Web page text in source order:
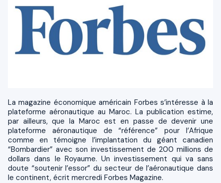
La magazine économique américain Forbes s’intéresse à la
plateforme aéronautique au Maroc. La publication estime,
par ailleurs, que la Maroc est en passe de devenir une
plateforme aéronautique de “référence” pour l’Afrique
comme en témoigne l’implantation du géant canadien
“Bombardier” avec son investissement de 200 millions de
dollars dans le Royaume. Un investissement qui va sans
doute “soutenir l’essor” du secteur de l’aéronautique dans
le continent, écrit mercredi Forbes Magazine.